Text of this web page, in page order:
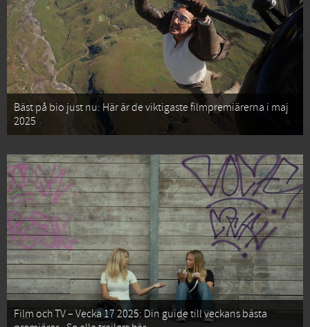
Bäst på bio just nu: Här är de viktigaste filmpremiärerna i maj
2025
Film och TV – Vecka 17 2025: Din guide till veckans bästa